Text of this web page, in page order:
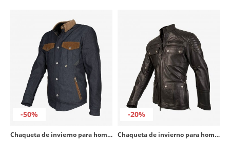
-50%
Chaqueta de invierno para hombre By City Western azul
-20%
Chaqueta de invierno para hombre By City Legend III marrón